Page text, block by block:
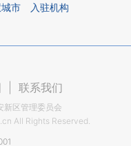
市 入驻机构
联系我们
新区管理委员会
All Rights Reserved.